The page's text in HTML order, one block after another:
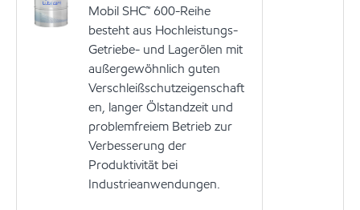
Mobil SHC™ 600-Reihe
besteht aus Hochleistungs-
Getriebe- und Lagerölen mit
außergewöhnlich guten
Verschleißschutzeigenschaft
en, langer Ölstandzeit und
problemfreiem Betrieb zur
Verbesserung der
Produktivität bei
Industrieanwendungen.